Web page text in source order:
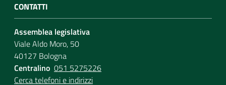
CONTATTI
Assemblea legislativa
Viale Aldo Moro, 50
40127 Bologna
Centralino 051 5275226
Cerca telefoni e indirizzi